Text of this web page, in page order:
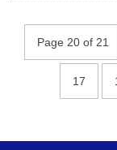
Page 20 of 21
17